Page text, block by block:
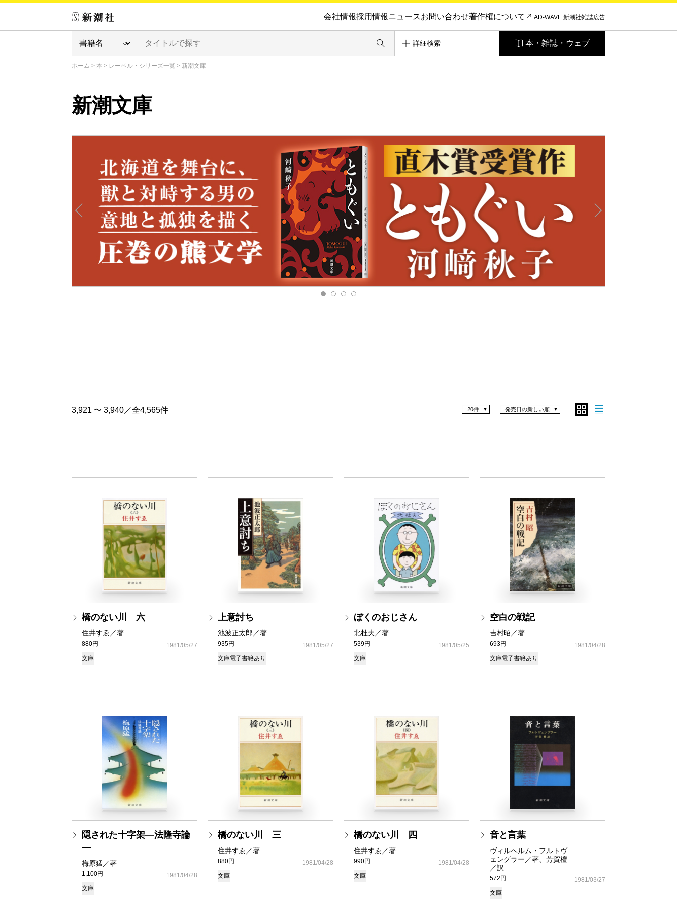
会社情報採用情報ニュースお問い合わせ著作権について AD-WAVE 新潮社雑誌広告
詳細検索 本・雑誌・ウェブ
ホーム > 本 > レーベル・シリーズ一覧 > 新潮文庫
新潮文庫
3,921 〜 3,940／全4,565件 発売日の新しい順
20件
橋のない川 六
住井すゑ／著
880円
1981/05/27
文庫
上意討ち
池波正太郎／著
935円
1981/05/27
文庫電子書籍あり
ぼくのおじさん
北杜夫／著
539円
1981/05/25
文庫
空白の戦記
吉村昭／著
693円
1981/04/28
文庫電子書籍あり
隠された十字架―法隆寺論
―
梅原猛／著
1,100円
1981/04/28
文庫
橋のない川 三
住井すゑ／著
880円
1981/04/28
文庫
橋のない川 四
住井すゑ／著
990円
1981/04/28
文庫
音と言葉
ヴィルヘルム・フルトヴ
ェングラー／著、芳賀檀
／訳
572円
1981/03/27
文庫